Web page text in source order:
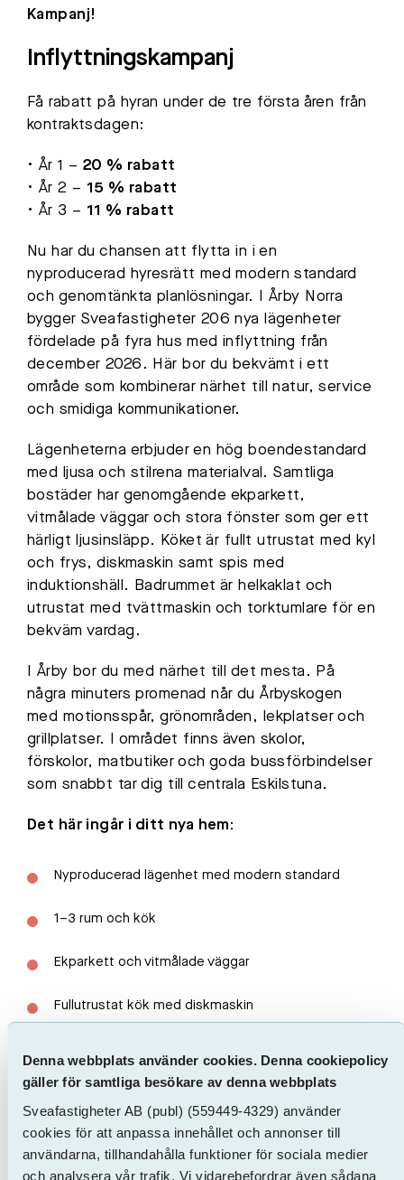
Denna webbplats använder cookies. Denna cookiepolicy
gäller för samtliga besökare av denna webbplats
Sveafastigheter AB (publ)(559449-4329) använder
cookies för att anpassa innehållet och annonser till
användarna, tillhandahålla funktioner för sociala medier
och analysera vår trafik. Vi vidarebefordrar även sådana
Kampanj!
Inflyttningskampanj
Få rabatt på hyran under de tre första åren från
kontraktsdagen:
• År 1 – 20 % rabatt
• År 2 – 15 % rabatt
• År 3 – 11 % rabatt
Nu har du chansen att flytta in i en
nyproducerad hyresrätt med modern standard
och genomtänkta planlösningar. I Årby Norra
bygger Sveafastigheter 206 nya lägenheter
fördelade på fyra hus med inflyttning från
december 2026. Här bor du bekvämt i ett
område som kombinerar närhet till natur, service
och smidiga kommunikationer.
Lägenheterna erbjuder en hög boendestandard
med ljusa och stilrena materialval. Samtliga
bostäder har genomgående ekparkett,
vitmålade väggar och stora fönster som ger ett
härligt ljusinsläpp. Köket är fullt utrustat med kyl
och frys, diskmaskin samt spis med
induktionshäll. Badrummet är helkaklat och
utrustat med tvättmaskin och torktumlare för en
bekväm vardag.
I Årby bor du med närhet till det mesta. På
några minuters promenad når du Årbyskogen
med motionsspår, grönområden, lekplatser och
grillplatser. I området finns även skolor,
förskolor, matbutiker och goda bussförbindelser
som snabbt tar dig till centrala Eskilstuna.
Det här ingår i ditt nya hem:
Nyproducerad lägenhet med modern standard
1–3 rum och kök
Ekparkett och vitmålade väggar
Fullutrustat kök med diskmaskin
Garage finns i fastigheten att hyra i mån av plats